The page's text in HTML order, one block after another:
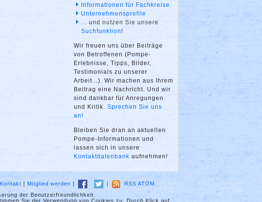
Informationen für Fachkreise
Unternehmensprofile
... und nutzen Sie unsere
Suchfunktion !
Wir freuen uns über Beiträge
von Betroffenen (Pompe-
Erlebnisse, Tipps, Bilder,
Testimonials zu unserer
Arbeit...). Wir machen aus Ihrem
Beitrag eine Nachricht. Und wir
sind dankbar für Anregungen
und Kritik. Sprechen Sie uns
an!
Bleiben Sie dran an aktuellen
Pompe-Informationen und
lassen sich in unsere
Kontaktdatenbank aufnehmen!
Kontakt |Mitglied werden | | RSS ATOM
der Benutzerfreundlichkeit.
Sie der Verwendung von Cookies zu. Durch Klick auf